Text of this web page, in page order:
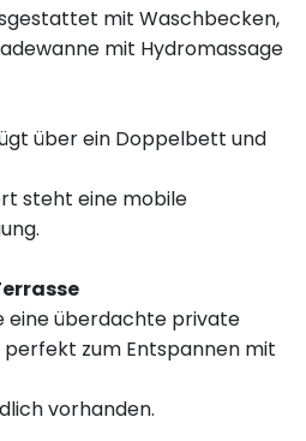
mit Waschbecken,
mit Hydromassage
über ein Doppelbett und
steht eine mobile
eine überdachte private
perfekt zum Entspannen mit
vorhanden.